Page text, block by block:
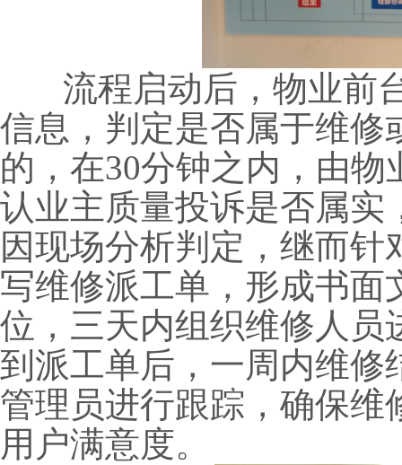
流程启动后，物业前
信息，判定是否属于维修
的，在30分钟之内，由
认业主质量投诉是否属实
因现场分析判定，继而
写维修派工单，形成书
位，三天内组织维修人员
到派工单后，一周内维
管理员进行跟踪，确保维
用户满意度。